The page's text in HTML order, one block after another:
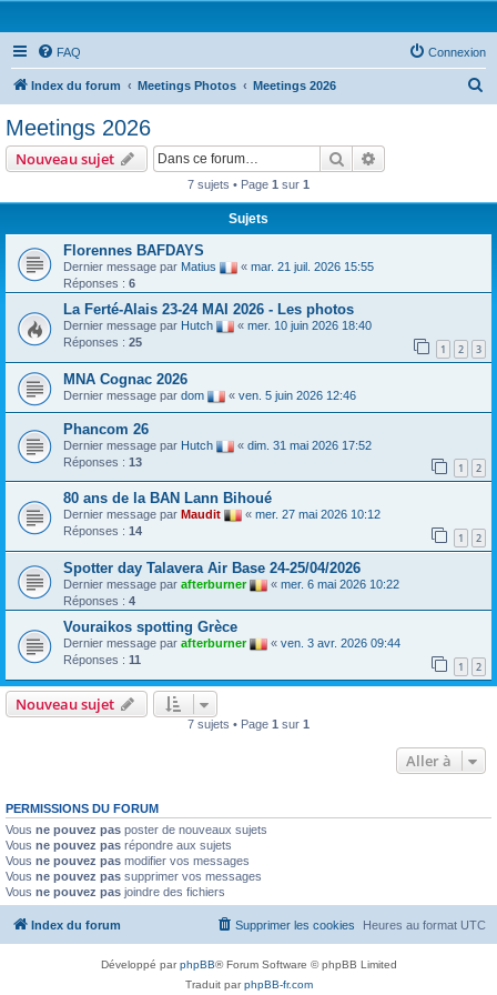
FAQ Connexion
Index du forum Meetings Photos Meetings 2026
e
Meetings 2026
Nouveau sujet Rechercher
7 sujets • Page 1 sur 1
Sujets
Florennes BAFDAYS
Dernier message par Matius « mar. 21 juil. 2026 15:55
Réponses : 6
La Ferté-Alais 23-24 MAI 2026 - Les photos
Dernier message par Hutch « mer. 10 juin 2026 18:40
Réponses : 25 1 2 3
MNA Cognac 2026
Dernier message par dom « ven. 5 juin 2026 12:46
Phancom 26
Dernier message par Hutch « dim. 31 mai 2026 17:52
Réponses : 13 1 2
80 ans de la BAN Lann Bihoué
Dernier message par Maudit « mer. 27 mai 2026 10:12
Réponses : 14 1 2
Spotter day Talavera Air Base 24-25/04/2026
Dernier message par afterburner « mer. 6 mai 2026 10:22
Réponses : 4
Vouraikos spotting Grèce
Dernier message par afterburner « ven. 3 avr. 2026 09:44
Réponses : 11 1 2
Nouveau sujet
7 sujets • Page 1 sur 1
Aller à
PERMISSIONS DU FORUM
Vous ne pouvez pas poster de nouveaux sujets
Vous ne pouvez pas répondre aux sujets
Vous ne pouvez pas modifier vos messages
Vous ne pouvez pas supprimer vos messages
Vous ne pouvez pas joindre des fichiers
Index du forum Heures au format UTC
Supprimer les cookies
Développé parphpBB® Forum Software © phpBB Limited
Traduit parphpBB-fr.com